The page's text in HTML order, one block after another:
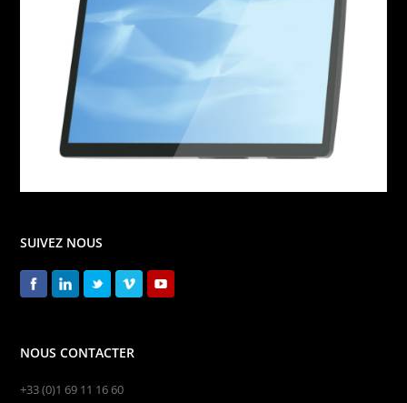
SUIVEZ NOUS
NOUS CONTACTER
+33 (0)1 69 11 16 60